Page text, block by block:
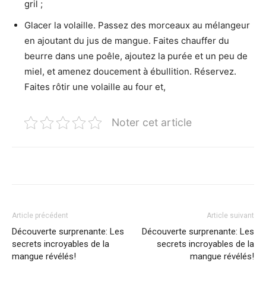
gril ;
Glacer la volaille. Passez des morceaux au mélangeur
en ajoutant du jus de mangue. Faites chauffer du
beurre dans une poêle, ajoutez la purée et un peu de
miel, et amenez doucement à ébullition. Réservez.
Faites rôtir une volaille au four et,
Noter cet article
Article précédent
Découverte surprenante: Les
secrets incroyables de la
mangue révélés!
Article suivant
Découverte surprenante: Les
secrets incroyables de la
mangue révélés!